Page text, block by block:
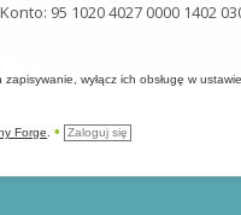
Konto: 95 1020 4027 0000 1402
wyłącz ich obsługę w
Forge • Zaloguj się